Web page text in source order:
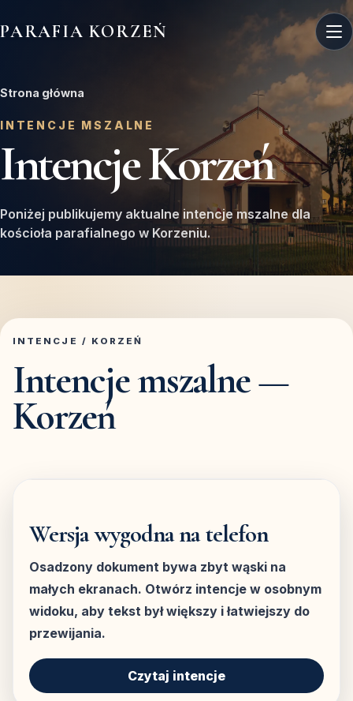
PARAFIA KORZEŃ
Strona główna
INTENCJE MSZALNE
Intencje Korzeń
Poniżej publikujemy aktualne intencje mszalne dla
kościoła parafialnego w Korzeniu.
INTENCJE / KORZEŃ
Intencje mszalne —
Korzeń
Wersja wygodna na telefon
Osadzony dokument bywa zbyt wąski na
małych ekranach. Otwórz intencje w osobnym
widoku, aby tekst był większy i łatwiejszy do
przewijania.
Czytaj intencje